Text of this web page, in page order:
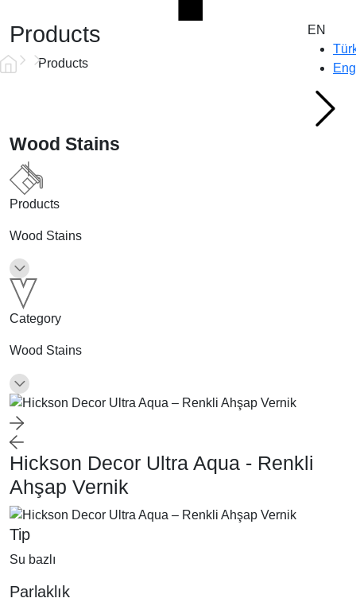
EN
Products
Products
Wood Stains
Products
Wood Stains
Category
Wood Stains
Hickson Decor Ultra Aqua - Renkli
Ahşap Vernik
Tip
Su bazlı
Parlaklık